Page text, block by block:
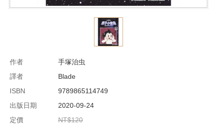
作者
手塚治虫
譯者
Blade
ISBN
9789865114749
出版日期
2020-09-24
定價
NT$120